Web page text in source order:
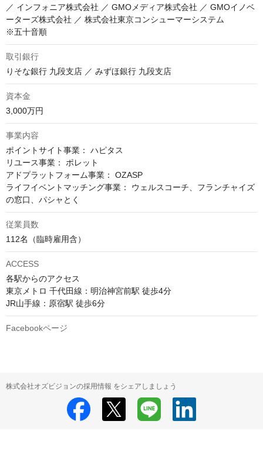
／ インフォニア株式会社 ／ GMOメディア株式会社 ／ GMOイノベ
ーターズ株式会社 ／ 株式会社東京コンシューマーシステム
※五十音順
取引銀行
りそな銀行 九段支店 ／ みずほ銀行 九段支店
資本金
3,000万円
事業内容
ポイントサイト事業： ハピタス
リユース事業： ポレット
アドプラットフォーム事業： OZASP
ライフイベントマッチング事業： ウェルスコーチ、フランチャイズ
の窓口、パシャとく
従業員数
ACCESS
各駅からのアクセス
東京メトロ 千代田線：明治神宮前駅 徒歩4分
Facebookページ
株式会社オズビジョンの採用情報 をシェアしましょう